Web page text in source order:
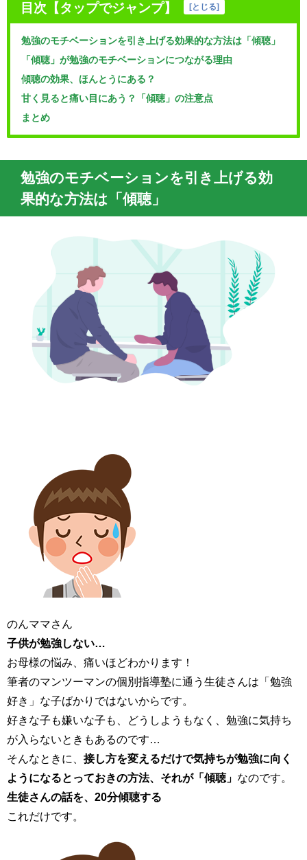
目次【タップでジャンプ】 [とじる]
勉強のモチベーションを引き上げる効果的な方法は「傾聴」
「傾聴」が勉強のモチベーションにつながる理由
傾聴の効果、ほんとうにある？
甘く見ると痛い目にあう？「傾聴」の注意点
まとめ
勉強のモチベーションを引き上げる効
果的な方法は「傾聴」
のんママさん
子供が勉強しない…
お母様の悩み、痛いほどわかります！
筆者のマンツーマンの個別指導塾に通う生徒さんは「勉強
好き」な子ばかりではないからです。
好きな子も嫌いな子も、どうしようもなく、勉強に気持ち
が入らないときもあるのです…
そんなときに、 接し方を変えるだけで気持ちが勉強に向く
ようになるとっておきの方法、それが「傾聴」 なのです。
生徒さんの話を、20分傾聴する
これだけです。